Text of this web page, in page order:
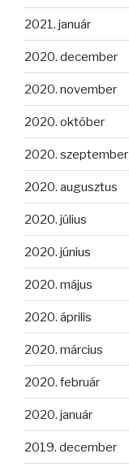
2021. január
2020. december
2020. november
2020. október
2020. szeptember
2020. augusztus
2020. július
2020. június
2020. május
2020. április
2020. március
2020. február
2020. január
2019. december